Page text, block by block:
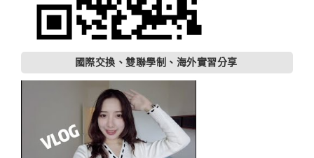
國際交換、雙聯學制、海外實習分享